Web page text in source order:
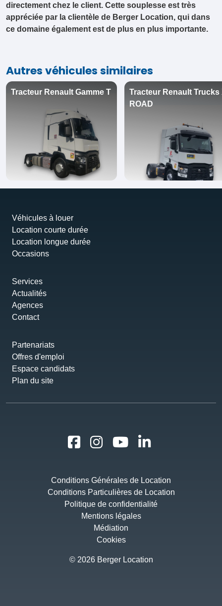
directement chez le client. Cette souplesse est très
appréciée par la clientèle de Berger Location, qui dans
ce domaine également est de plus en plus importante.
Autres véhicules similaires
Tracteur Renault Gamme T
Tracteur Renault Trucks
ROAD
Véhicules à louer
Location courte durée
Location longue durée
Occasions
Services
Actualités
Agences
Contact
Partenariats
Offres d'emploi
Espace candidats
Plan du site
Conditions Générales de Location
Conditions Particulières de Location
Politique de confidentialité
Mentions légales
Médiation
Cookies
© 2026 Berger Location